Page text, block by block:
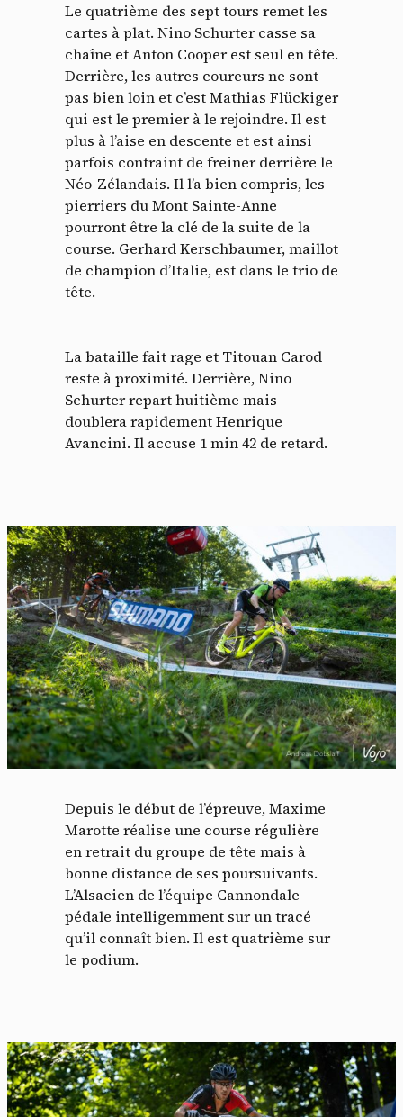
Le quatrième des sept tours remet les
cartes à plat. Nino Schurter casse sa
chaîne et Anton Cooper est seul en tête.
Derrière, les autres coureurs ne sont
pas bien loin et c’est Mathias Flückiger
qui est le premier à le rejoindre. Il est
plus à l’aise en descente et est ainsi
parfois contraint de freiner derrière le
Néo-Zélandais. Il l’a bien compris, les
pierriers du Mont Sainte-Anne
pourront être la clé de la suite de la
course. Gerhard Kerschbaumer, maillot
de champion d’Italie, est dans le trio de
tête.
La bataille fait rage et Titouan Carod
reste à proximité. Derrière, Nino
Schurter repart huitième mais
doublera rapidement Henrique
Avancini. Il accuse 1 min 42 de retard.
Depuis le début de l’épreuve, Maxime
Marotte réalise une course régulière
en retrait du groupe de tête mais à
bonne distance de ses poursuivants.
L’Alsacien de l’équipe Cannondale
pédale intelligemment sur un tracé
qu’il connaît bien. Il est quatrième sur
le podium.
Panneau de gestion des
cookies
nécessaires à leur bon fonctionnement.
Politique de confidentialité